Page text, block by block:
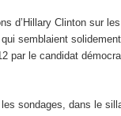
d’Hillary Clinton sur
semblaient
par le candidat
sondages, dans le